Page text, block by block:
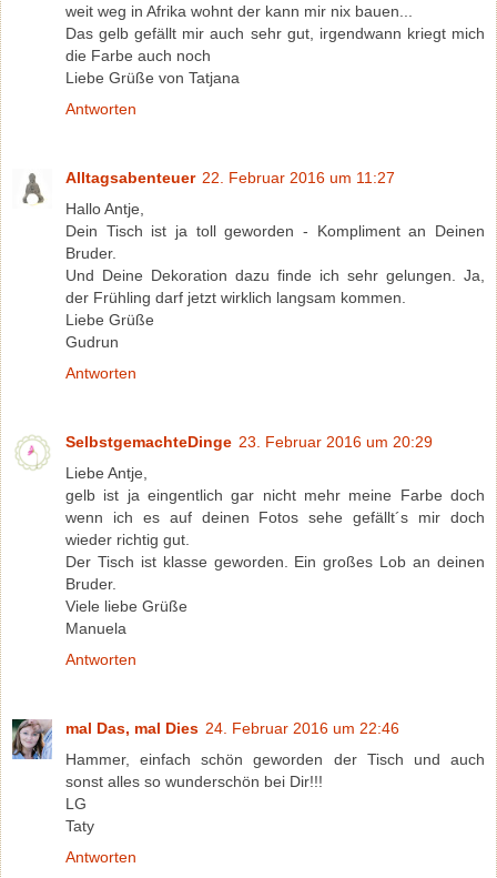
weit weg in Afrika wohnt der kann mir nix bauen...
Das gelb gefällt mir auch sehr gut, irgendwann kriegt mich
die Farbe auch noch
Liebe Grüße von Tatjana
Antworten
Alltagsabenteuer 22. Februar 2016 um 11:27
Hallo Antje,
Dein Tisch ist ja toll geworden - Kompliment an Deinen
Bruder.
Und Deine Dekoration dazu finde ich sehr gelungen. Ja,
der Frühling darf jetzt wirklich langsam kommen.
Liebe Grüße
Gudrun
Antworten
SelbstgemachteDinge 23. Februar 2016 um 20:29
Liebe Antje,
gelb ist ja eingentlich gar nicht mehr meine Farbe doch
wenn ich es auf deinen Fotos sehe gefällt´s mir doch
wieder richtig gut.
Der Tisch ist klasse geworden. Ein großes Lob an deinen
Bruder.
Viele liebe Grüße
Manuela
Antworten
mal Das, mal Dies 24. Februar 2016 um 22:46
Hammer, einfach schön geworden der Tisch und auch
sonst alles so wunderschön bei Dir!!!
LG
Taty
Antworten